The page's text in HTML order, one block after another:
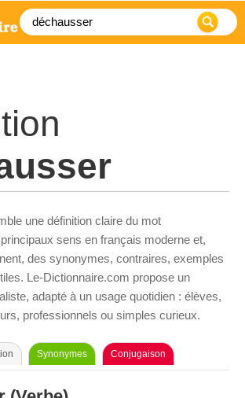
une définition claire du mot
sens en français moderne et,
des synonymes, contraires, exemples
Le-Dictionnaire.com propose un
adapté à un usage quotidien : élèves,
professionnels ou simples curieux.
Synonymes Conjugaison